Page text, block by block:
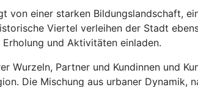
einer starken Bildungslandschaft,
Viertel verleihen der Stadt
und Aktivitäten einladen.
Wurzeln, Partner und Kundinnen und
Die Mischung aus urbaner Dynamik,